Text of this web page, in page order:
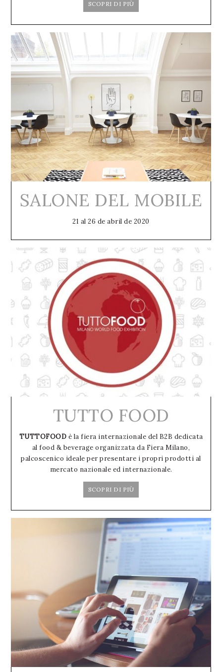
SCOPRI DI PIÙ
SALONE DEL MOBILE
21 al 26 de abril de 2020
TUTTO FOOD
TUTTOFOOD è la fiera internazionale del B2B dedicata
al food & beverage organizzata da Fiera Milano,
palcoscenico ideale per presentare i propri prodotti al
mercato nazionale ed internazionale.
SCOPRI DI PIÙ